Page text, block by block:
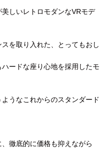
しいレトロモダンなVRモデ
を取り入れた、とってもおし
ードな座り心地を採用したモ
うなこれからのスタンダード
徹底的に価格も抑えながら